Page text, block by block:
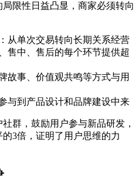
限性日益凸显，商家必须转向
：从单次交易转向长期关系经营
售中、售后的每个环节提供超
故事、价值观共鸣等方式与用
与到产品设计和品牌建设中来
群，鼓励用户参与新品研发，
3倍，证明了用户思维的力